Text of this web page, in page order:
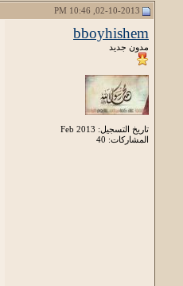
bboyhishem
مدون جديد
تاريخ التسجيل: Feb 2013
المشاركات: 40